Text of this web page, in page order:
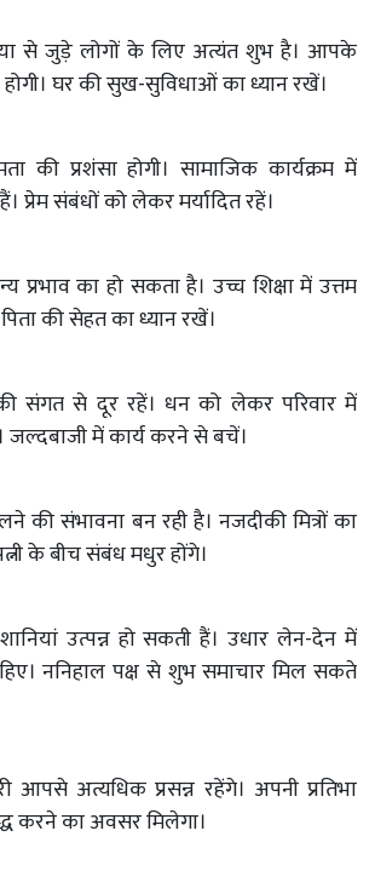
से जुड़े लोगों के लिए अत्यंत शुभ है। आपके
होगी। घर की सुख-सुविधाओं का ध्यान रखें।
की प्रशंसा होगी। सामाजिक कार्यक्रम में
प्रेम संबंधों को लेकर मर्यादित रहें।
प्रभाव का हो सकता है। उच्च शिक्षा में उत्तम
पिता की सेहत का ध्यान रखें।
संगत से दूर रहें। धन को लेकर परिवार में
जल्दबाजी में कार्य करने से बचें।
की संभावना बन रही है। नजदीकी मित्रों का
के बीच संबंध मधुर होंगे।
उत्पन्न हो सकती हैं। उधार लेन-देन में
ननिहाल पक्ष से शुभ समाचार मिल सकते
अत्यधिक प्रसन्न रहेंगे। अपनी प्रतिभा
करने का अवसर मिलेगा।